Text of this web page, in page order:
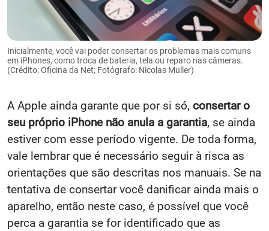
Inicialmente, você vai poder consertar os problemas mais comuns
em iPhones, como troca de bateria, tela ou reparo nas câmeras.
(Crédito: Oficina da Net; Fotógrafo: Nicolas Muller)
A Apple ainda garante que por si só, consertar o
seu próprio iPhone não anula a garantia, se ainda
estiver com esse período vigente. De toda forma,
vale lembrar que é necessário seguir à risca as
orientações que são descritas nos manuais. Se na
tentativa de consertar você danificar ainda mais o
aparelho, então neste caso, é possível que você
perca a garantia se for identificado que as